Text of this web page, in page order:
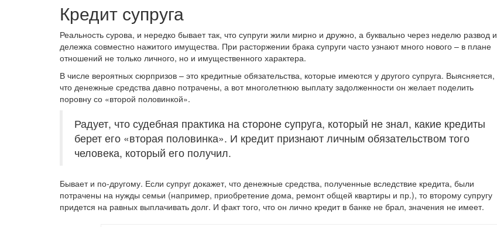
Кредит супруга
Реальность сурова, и нередко бывает так, что супруги жили мирно и дружно, а буквально через неделю развод и
дележка совместно нажитого имущества. При расторжении брака супруги часто узнают много нового – в плане
отношений не только личного, но и имущественного характера.
В числе вероятных сюрпризов – это кредитные обязательства, которые имеются у другого супруга. Выясняется,
что денежные средства давно потрачены, а вот многолетнюю выплату задолженности он желает поделить
поровну со «второй половинкой».
Радует, что судебная практика на стороне супруга, который не знал, какие кредиты
берет его «вторая половинка». И кредит признают личным обязательством того
человека, который его получил.
Бывает и по-другому. Если супруг докажет, что денежные средства, полученные вследствие кредита, были
потрачены на нужды семьи (например, приобретение дома, ремонт общей квартиры и пр.), то второму супругу
придется на равных выплачивать долг. И факт того, что он лично кредит в банке не брал, значения не имеет.